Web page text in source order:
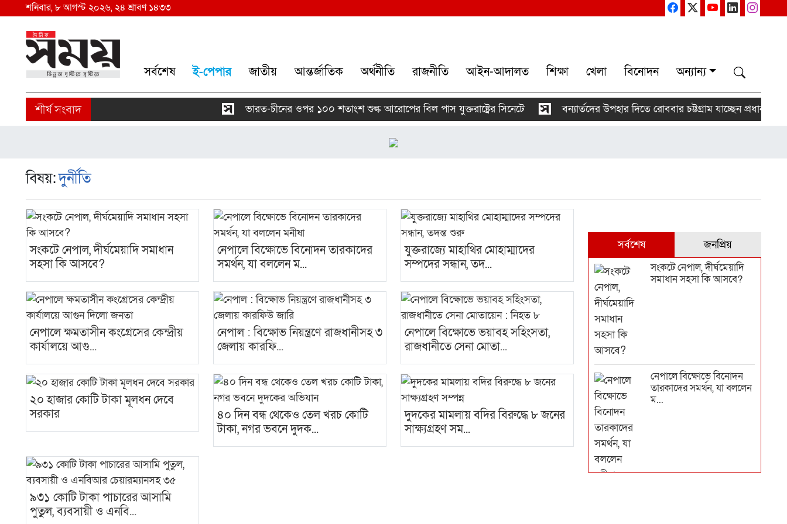
শনিবার, ৮ আগস্ট ২০২৬, ২৪ শ্রাবণ ১৪৩৩
সর্বশেষ ই-পেপার জাতীয় আন্তর্জাতিক অর্থনীতি রাজনীতি আইন-আদালত শিক্ষা খেলা বিনোদন অন্যান্য
ভারত-চীনের ওপর ১০০ শতাংশ শুল্ক আরোপের বিল পাস যুক্তরাষ্ট্রের সিনেটে বন্যার্তদের উপহার দিতে রোববার চট্টগ্রাম যাচ্ছেন প্রধানমন্ত্রী
বিষয়:দুর্নীতি
সংকটে নেপাল, দীর্ঘমেয়াদি সমাধান
সহসা কি আসবে?
নেপালে বিক্ষোভে বিনোদন তারকাদের
সমর্থন, যা বললেন ম...
যুক্তরাজ্যে মাহাথির মোহাম্মাদের
সম্পদের সন্ধান, তদ...
নেপালে ক্ষমতাসীন কংগ্রেসের কেন্দ্রীয়
কার্যালয়ে আগু...
নেপাল : বিক্ষোভ নিয়ন্ত্রণে রাজধানীসহ ৩
জেলায় কারফি...
নেপালে বিক্ষোভে ভয়াবহ সহিংসতা,
রাজধানীতে সেনা মোতা...
২০ হাজার কোটি টাকা মূলধন দেবে
সরকার
৪০ দিন বন্ধ থেকেও তেল খরচ কোটি
টাকা, নগর ভবনে দুদক...
দুদকের মামলায় বদির বিরুদ্ধে ৮ জনের
সাক্ষ্যগ্রহণ সম...
৯৩১ কোটি টাকা পাচারের আসামি
পুতুল, ব্যবসায়ী ও এনবি...
সর্বশেষ
জনপ্রিয়
সংকটে নেপাল, দীর্ঘমেয়াদি
সমাধান সহসা কি আসবে?
নেপালে বিক্ষোভে বিনোদন
তারকাদের সমর্থন, যা বললেন
ম...